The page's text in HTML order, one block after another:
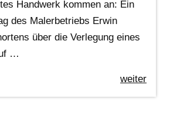
Handwerk kommen an: Ein
des Malerbetriebs Erwin
über die Verlegung eines
…
weiter